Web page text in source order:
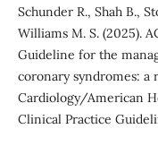
Schunder R., Shah B.,
Williams M. S. (2025).
Guideline for the
coronary syndromes:
Cardiology/American
Clinical Practice